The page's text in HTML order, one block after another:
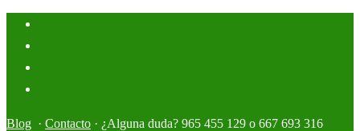
Blog · Contacto · ¿Alguna duda? 965 455 129 o 667 693 316